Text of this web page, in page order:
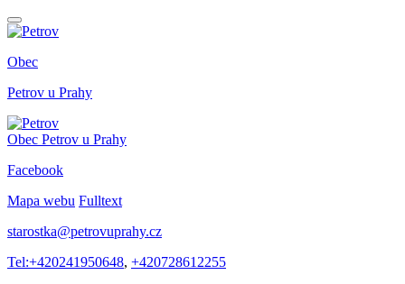
Obec
Petrov u Prahy
Obec Petrov u Prahy
Facebook
Mapa webu Fulltext
starostka@petrovuprahy.cz
Tel:+420241950648, +420728612255